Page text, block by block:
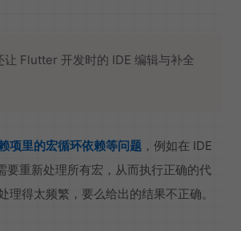
让 Flutter 开发时的 IDE 编辑与补全
项里的宏循环依赖等问题 ，例如在 IDE
要重新处理所有宏，从而执行正确的代
理得太频繁，要么给出的结果不正确。